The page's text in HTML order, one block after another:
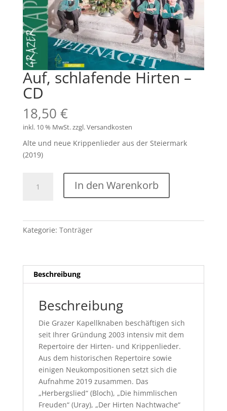
Auf, schlafende Hirten –
CD
18,50 €
inkl. 10 % MwSt.zzgl.Versandkosten
Alte und neue Krippenlieder aus der Steiermark
(2019)
schlafende
Menge
In den Warenkorb
Kategorie: Tonträger
Beschreibung
Beschreibung
Die Grazer Kapellknaben beschäftigen sich
seit Ihrer Gründung 2003 intensiv mit dem
Repertoire der Hirten- und Krippenlieder.
Aus dem historischen Repertoire sowie
einigen Neukompositionen setzt sich die
Aufnahme 2019 zusammen. Das
„Herbergslied“ (Bloch), „Die himmlischen
Freuden“ (Uray), „Der Hirten Nachtwache“